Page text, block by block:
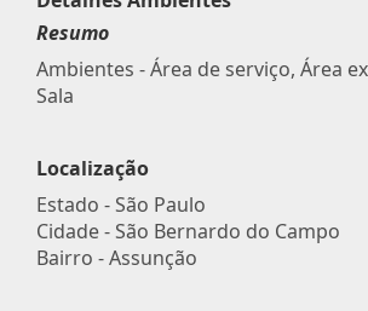
Resumo
Ambientes - Área de serviço, Área
Sala
Localização
Estado -São Paulo
Cidade -São Bernardo do Campo
Bairro -Assunção